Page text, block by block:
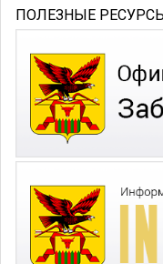
ПОЛЕЗНЫЕ